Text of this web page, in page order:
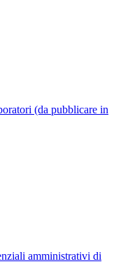
(da pubblicare in
amministrativi di